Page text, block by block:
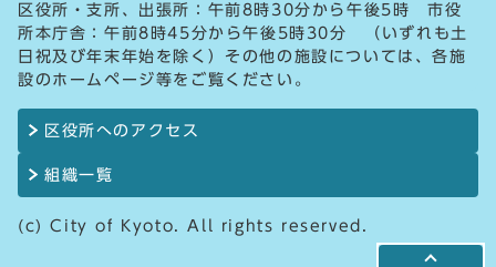
区役所・支所、出張所：午前8時30分から午後5時 市役
所本庁舎：午前8時45分から午後5時30分 （いずれも土
日祝及び年末年始を除く）その他の施設については、各施
設のホームページ等をご覧ください。
区役所へのアクセス
組織一覧
(c) City of Kyoto. All rights reserved.